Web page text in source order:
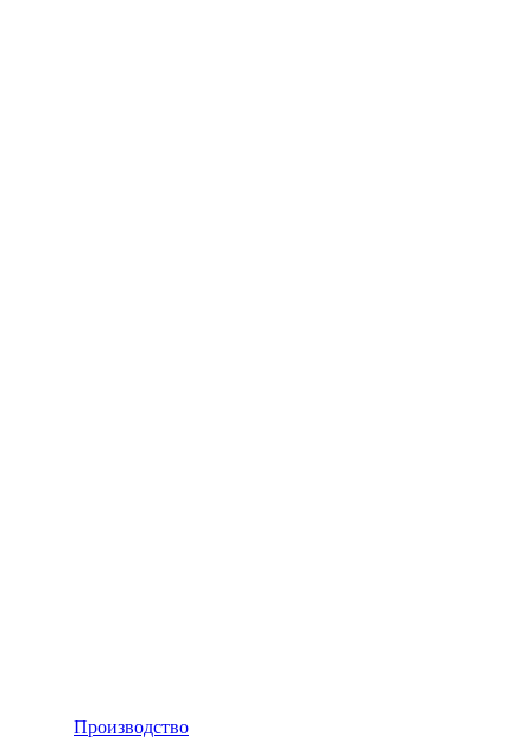
Производство